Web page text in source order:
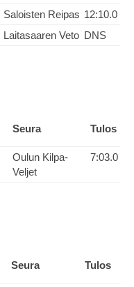
Saloisten Reipas 12:10.0
Laitasaaren Veto DNS
Seura Tulos
Oulun Kilpa-
Veljet
7:03.0
Seura Tulos